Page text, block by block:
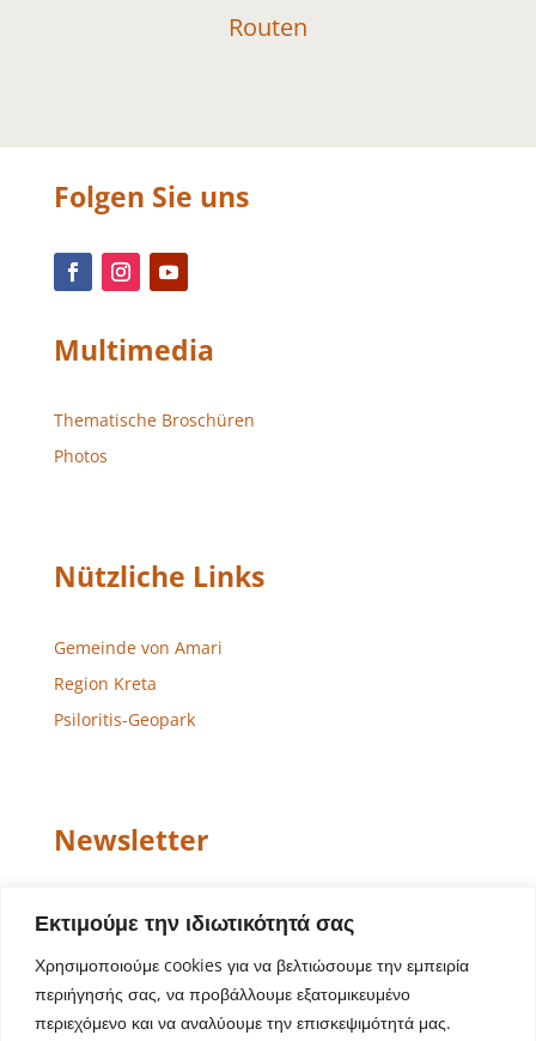
Εκτιμούμε την ιδιωτικότητά σας
Χρησιμοποιούμε cookies για να βελτιώσουμε την εμπειρία
περιήγησής σας, να προβάλλουμε εξατομικευμένο
περιεχόμενο και να αναλύουμε την επισκεψιμότητά μας.
Routen
Folgen Sie uns
Multimedia
Thematische Broschüren
Photos
Nützliche Links
Gemeinde von Amari
Region Kreta
Psiloritis-Geopark
Newsletter